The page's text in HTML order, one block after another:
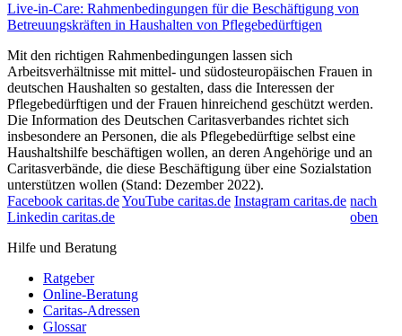
Live-in-Care: Rahmenbedingungen für die Beschäftigung von
Betreuungskräften in Haushalten von Pflegebedürftigen
Mit den richtigen Rahmenbedingungen lassen sich
Arbeitsverhältnisse mit mittel- und südosteuropäischen Frauen in
deutschen Haushalten so gestalten, dass die Interessen der
Pflegebedürftigen und der Frauen hinreichend geschützt werden.
Die Information des Deutschen Caritasverbandes richtet sich
insbesondere an Personen, die als Pflegebedürftige selbst eine
Haushaltshilfe beschäftigen wollen, an deren Angehörige und an
Caritasverbände, die diese Beschäftigung über eine Sozialstation
unterstützen wollen (Stand: Dezember 2022).
Facebook caritas.deYouTube caritas.de Instagram caritas.de
Linkedin caritas.de
nach
oben
Hilfe und Beratung
Ratgeber
Online-Beratung
Caritas-Adressen
Glossar